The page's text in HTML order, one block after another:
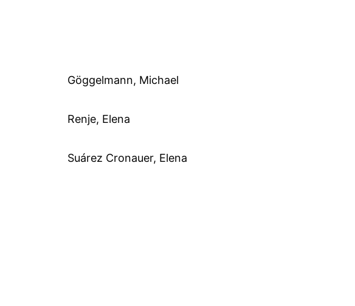
Göggelmann, Michael
Renje, Elena
Suárez Cronauer, Elena